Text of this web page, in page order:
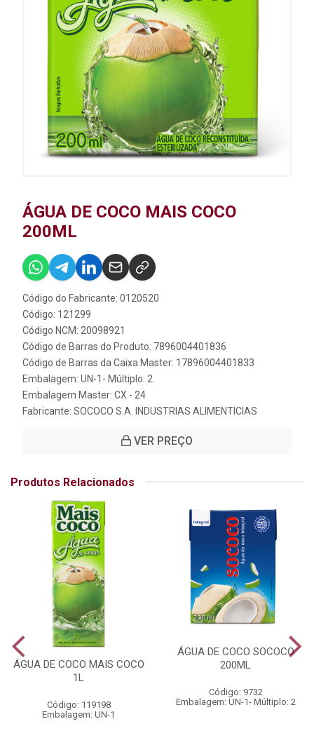
ÁGUA DE COCO MAIS COCO
200ML
Código do Fabricante: 0120520
Código: 121299
Código NCM: 20098921
Código de Barras do Produto: 7896004401836
Código de Barras da Caixa Master: 17896004401833
Embalagem: UN-1- Múltiplo: 2
Embalagem Master: CX - 24
Fabricante: SOCOCO S.A. INDUSTRIAS ALIMENTICIAS
VER PREÇO
Produtos Relacionados
ÁGUA DE COCO MAIS COCO
1L
Código: 119198
Embalagem: UN-1
ÁGUA DE COCO SOCOCO
200ML
Código: 9732
Embalagem: UN-1- Múltiplo: 2